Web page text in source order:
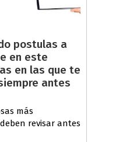
postulas a
en este
en las que te
antes
más
revisar antes